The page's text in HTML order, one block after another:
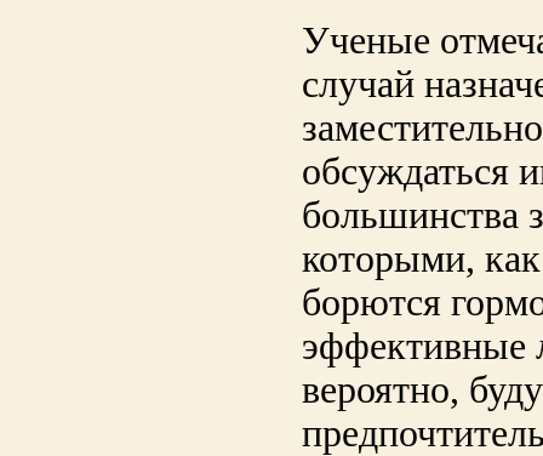
Ученые
случай
обсуждаться
большинства
которыми,
борются
эффективные
вероятно,